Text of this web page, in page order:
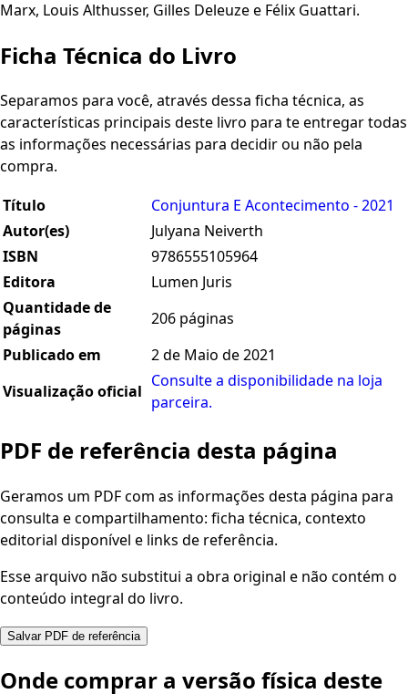
Marx, Louis Althusser, Gilles Deleuze e Félix Guattari.
Ficha Técnica do Livro
Separamos para você, através dessa ficha técnica, as
características principais deste livro para te entregar todas
as informações necessárias para decidir ou não pela
compra.
Título
Conjuntura E Acontecimento - 2021
Autor(es)
Julyana Neiverth
ISBN
9786555105964
Editora
Lumen Juris
Quantidade de
páginas
206 páginas
Publicado em
2 de Maio de 2021
Visualização oficial
Consulte a disponibilidade na loja
parceira.
PDF de referência desta página
Geramos um PDF com as informações desta página para
consulta e compartilhamento: ficha técnica, contexto
editorial disponível e links de referência.
Esse arquivo não substitui a obra original e não contém o
conteúdo integral do livro.
Salvar PDF de referência
Onde comprar a versão física deste